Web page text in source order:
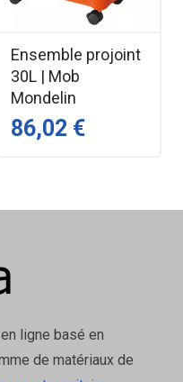
De 1 à 10 mm
6 heures
25 kg
etc.
des sols en
Ensemble projoint
30L | Mob
Mondelin
86,02 €
ligne basé en
de matériaux de